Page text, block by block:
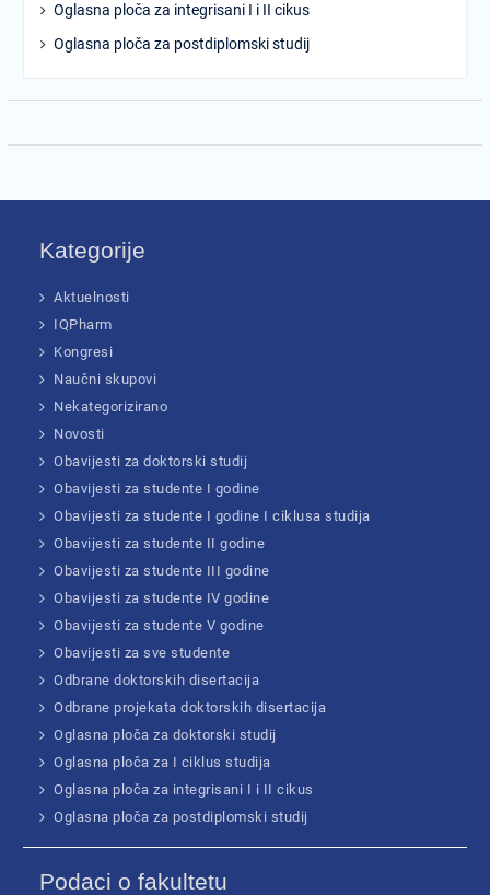
Oglasna ploča za integrisani I i II cikus
Oglasna ploča za postdiplomski studij
Kategorije
Aktuelnosti
IQPharm
Kongresi
Naučni skupovi
Nekategorizirano
Novosti
Obavijesti za doktorski studij
Obavijesti za studente I godine
Obavijesti za studente I godine I ciklusa studija
Obavijesti za studente II godine
Obavijesti za studente III godine
Obavijesti za studente IV godine
Obavijesti za studente V godine
Obavijesti za sve studente
Odbrane doktorskih disertacija
Odbrane projekata doktorskih disertacija
Oglasna ploča za doktorski studij
Oglasna ploča za I ciklus studija
Oglasna ploča za integrisani I i II cikus
Oglasna ploča za postdiplomski studij
Podaci o fakultetu